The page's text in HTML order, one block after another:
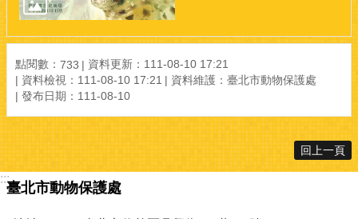
點閱數： 733
資料更新：111-08-10 17:21
資料檢視：111-08-10 17:21
資料維護：臺北市動物保護處
發布日期：111-08-10
回上一頁
:::
臺北市動物保護處